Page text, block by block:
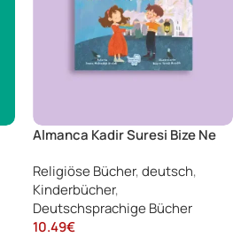
Almanca Kadir Suresi Bize Ne
Sure Al-Qadr)
Religiöse Bücher, deutsch,
Kinderbücher,
Deutschsprachige Bücher
10.49€